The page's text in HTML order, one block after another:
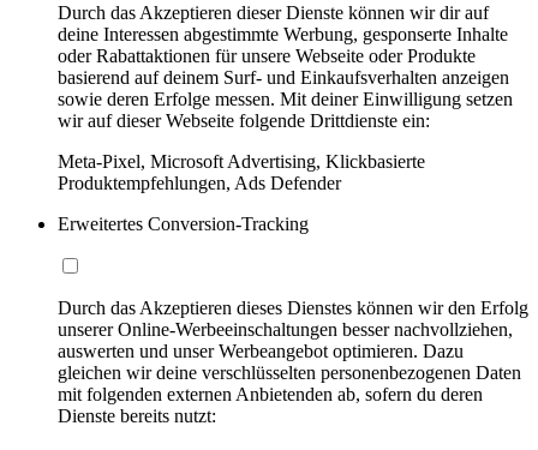
Durch das Akzeptieren dieser Dienste können wir dir auf
deine Interessen abgestimmte Werbung, gesponserte Inhalte
oder Rabattaktionen für unsere Webseite oder Produkte
basierend auf deinem Surf- und Einkaufsverhalten anzeigen
sowie deren Erfolge messen. Mit deiner Einwilligung setzen
wir auf dieser Webseite folgende Drittdienste ein:
Meta-Pixel, Microsoft Advertising, Klickbasierte
Produktempfehlungen, Ads Defender
Erweitertes Conversion-Tracking
Durch das Akzeptieren dieses Dienstes können wir den Erfolg
unserer Online-Werbeeinschaltungen besser nachvollziehen,
auswerten und unser Werbeangebot optimieren. Dazu
gleichen wir deine verschlüsselten personenbezogenen Daten
mit folgenden externen Anbietenden ab, sofern du deren
Dienste bereits nutzt: